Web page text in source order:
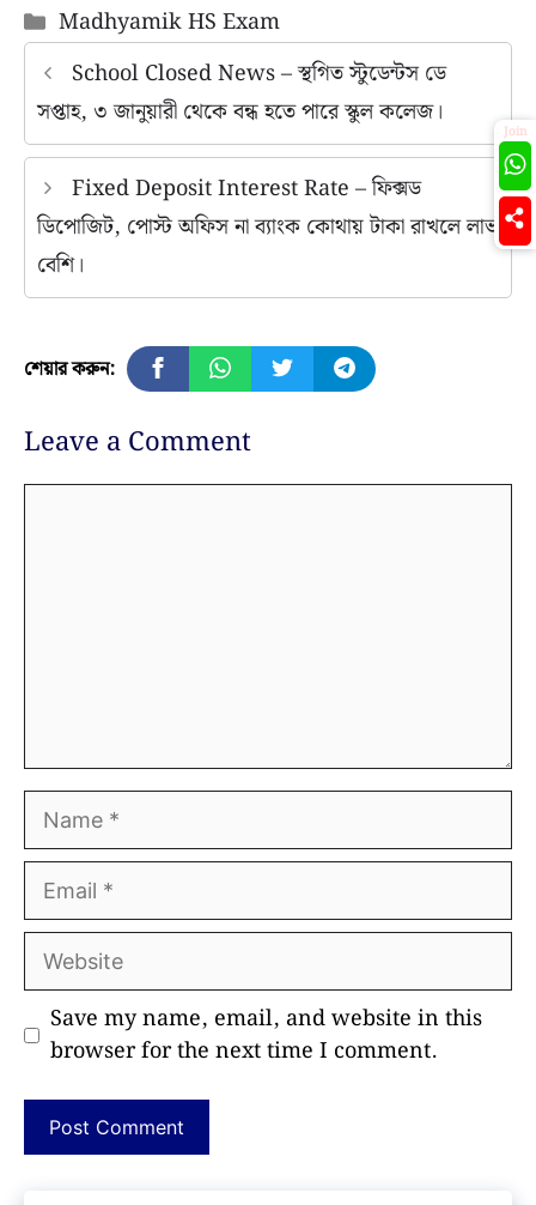
Categories
Madhyamik HS Exam
School Closed News – স্থগিত স্টুডেন্টস ডে
সপ্তাহ, ৩ জানুয়ারী থেকে বন্ধ হতে পারে স্কুল কলেজ।
Fixed Deposit Interest Rate – ফিক্সড
ডিপোজিট, পোস্ট অফিস না ব্যাংক কোথায় টাকা রাখলে লাভ
বেশি।
শেয়ার করুন:
Leave a Comment
Name
Email
Website
Save my name, email, and website in this
browser for the next time I comment.
Join